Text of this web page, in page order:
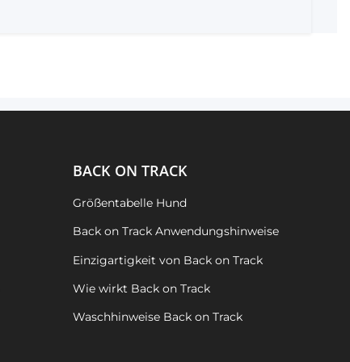
BACK ON TRACK
Größentabelle Hund
Back on Track Anwendungshinweise
Einzigartigkeit von Back on Track
Wie wirkt Back on Track
Waschhinweise Back on Track